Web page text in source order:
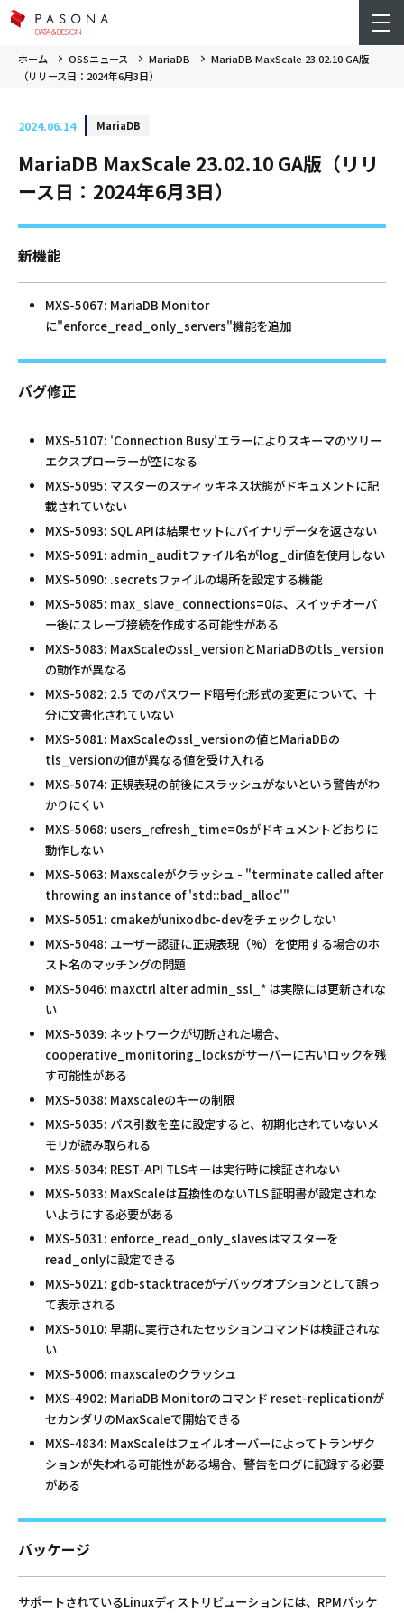
ホーム OSSニュース MariaDB
MariaDB MaxScale 23.02.10 GA版
（リリース日：2024年6月3日）
2024.06.14 MariaDB
MariaDB MaxScale 23.02.10 GA版（リリ
ース日：2024年6月3日）
新機能
MXS-5067: MariaDB Monitor
に"enforce_read_only_servers"機能を追加
バグ修正
MXS-5107: 'Connection Busy'エラーによりスキーマのツリー
エクスプローラーが空になる
MXS-5095: マスターのスティッキネス状態がドキュメントに記
載されていない
MXS-5093: SQL APIは結果セットにバイナリデータを返さない
MXS-5091: admin_auditファイル名がlog_dir値を使用しない
MXS-5090: .secretsファイルの場所を設定する機能
MXS-5085: max_slave_connections=0は、スイッチオーバ
ー後にスレーブ接続を作成する可能性がある
MXS-5083: MaxScaleのssl_versionとMariaDBのtls_version
の動作が異なる
MXS-5082: 2.5 でのパスワード暗号化形式の変更について、十
分に文書化されていない
MXS-5081: MaxScaleのssl_versionの値とMariaDBの
tls_versionの値が異なる値を受け入れる
MXS-5074: 正規表現の前後にスラッシュがないという警告がわ
かりにくい
MXS-5068: users_refresh_time=0sがドキュメントどおりに
動作しない
MXS-5063: Maxscaleがクラッシュ - "terminate called after
throwing an instance of 'std::bad_alloc'"
MXS-5051: cmakeがunixodbc-devをチェックしない
MXS-5048: ユーザー認証に正規表現（%）を使用する場合のホ
スト名のマッチングの問題
MXS-5046: maxctrl alter admin_ssl_* は実際には更新されな
い
MXS-5039: ネットワークが切断された場合、
cooperative_monitoring_locksがサーバーに古いロックを残
す可能性がある
MXS-5038: Maxscaleのキーの制限
MXS-5035: パス引数を空に設定すると、初期化されていないメ
モリが読み取られる
MXS-5034: REST-API TLSキーは実行時に検証されない
MXS-5033: MaxScaleは互換性のないTLS 証明書が設定されな
いようにする必要がある
MXS-5031: enforce_read_only_slavesはマスターを
read_onlyに設定できる
MXS-5021: gdb-stacktraceがデバッグオプションとして誤っ
て表示される
MXS-5010: 早期に実行されたセッションコマンドは検証されな
い
MXS-5006: maxscaleのクラッシュ
MXS-4902: MariaDB Monitorのコマンド reset-replicationが
セカンダリのMaxScaleで開始できる
MXS-4834: MaxScaleはフェイルオーバーによってトランザク
ションが失われる可能性がある場合、警告をログに記録する必要
がある
パッケージ
サポートされているLinuxディストリビューションには、RPMパッケ